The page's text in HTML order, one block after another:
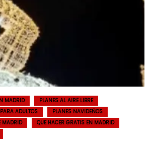
MADRID
PLANES AL AIRE LIBRE
ADULTOS
PLANES NAVIDEÑOS
MADRID
QUE HACER GRATIS EN MADRID